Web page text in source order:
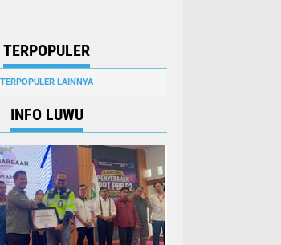
TERPOPULER
TERPOPULER LAINNYA
INFO LUWU